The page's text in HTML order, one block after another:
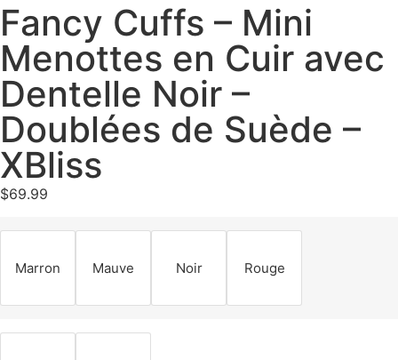
Fancy Cuffs – Mini
Menottes en Cuir avec
Dentelle Noir –
Doublées de Suède –
XBliss
$69.99
Marron Mauve Noir Rouge